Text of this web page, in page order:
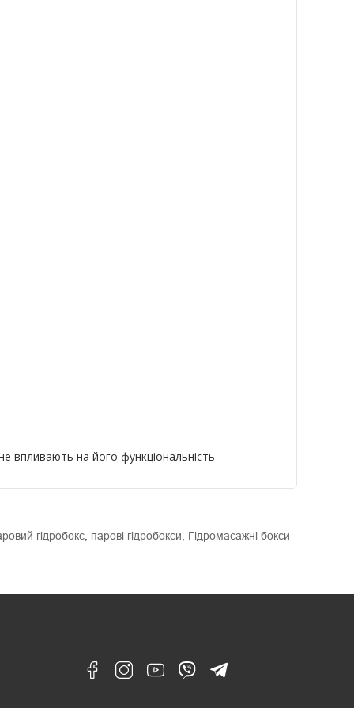
впливають на його функціональність
гідробокс, парові гідробокси, Гідромасажні бокси